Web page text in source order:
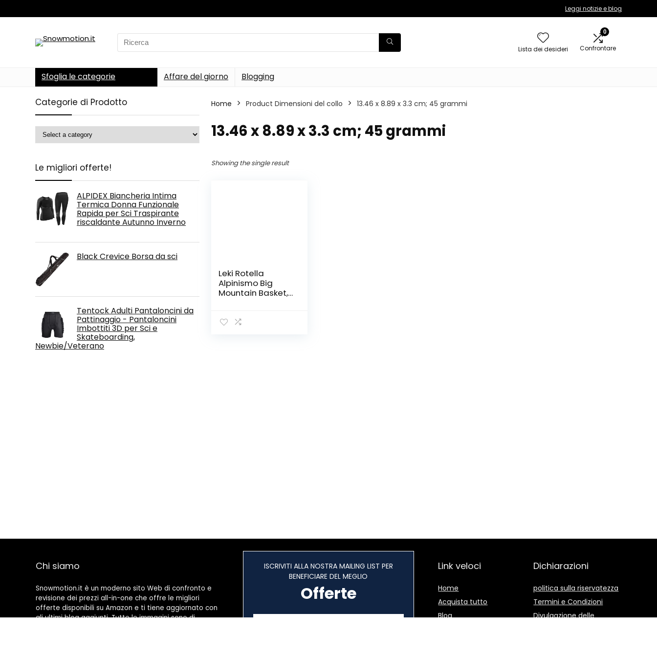
Leggi notizie e blog
Search
for:
Lista dei desideri
0
Confrontare
Sfoglia le categorie Affare del giorno Blogging
Categorie di Prodotto
Le migliori offerte!
ALPIDEX Biancheria Intima
Termica Donna Funzionale
Rapida per Sci Traspirante
riscaldante Autunno Inverno
Black Crevice Borsa da sci
Tentock Adulti Pantaloncini da
Pattinaggio - Pantaloncini
Imbottiti 3D per Sci e
Skateboarding,
Newbie/Veterano
Home Product Dimensioni del collo ‎13.46 x 8.89 x 3.3 cm; 45 grammi
‎13.46 x 8.89 x 3.3 cm; 45 grammi
Showing the single result
Leki Rotella
Alpinismo Big
Mountain Basket,
Chi siamo
Snowmotion.it è un moderno sito Web di confronto e
revisione dei prezzi all-in-one che offre le migliori
offerte disponibili su Amazon e ti tiene aggiornato con
gli ultimi blog aggiunti. Tutte le immagini sono di
ISCRIVITI ALLA NOSTRA MAILING LIST PER
BENEFICIARE DEL MEGLIO
Offerte
Link veloci
Home
Acquista tutto
Blog
Dichiarazioni
politica sulla riservatezza
Termini e Condizioni
Divulgazione delle